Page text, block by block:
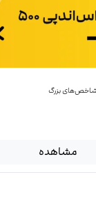
مشاهده